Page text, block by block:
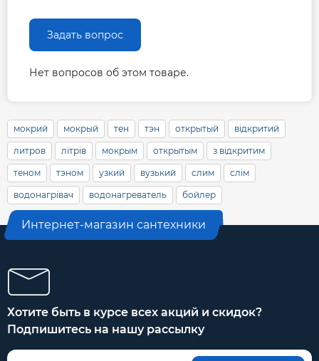
Задать вопрос
Нет вопросов об этом товаре.
мокрий мокрый тен тэн открытый відкритий
литров літрів мокрым открытым з відкритим
теном тэном узкий вузький слим слім
водонагрівач водонагреватель бойлер
Интернет-магазин сантехники
Хотите быть в курсе всех акций и скидок?
Подпишитесь на нашу рассылку